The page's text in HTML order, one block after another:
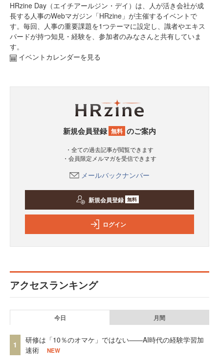
HRzine Day（エイチアールジン・デイ）は、人が活き会社が成
長する人事のWebマガジン「HRzine」が主催するイベントで
す。毎回、人事の重要課題を1つテーマに設定し、識者やエキス
パードが持つ知見・経験を、参加者のみなさんと共有していま
す。
イベントカレンダーを見る
新規会員登録 無料 のご案内
・全ての過去記事が閲覧できます
・会員限定メルマガを受信できます
メールバックナンバー
新規会員登録 無料
ログイン
アクセスランキング
今日 月間
1
研修は「10％のオマケ」ではない——AI時代の経験学習加
速術
NEW